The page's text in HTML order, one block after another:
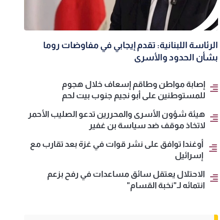
الرئاسة اللبنانية: تقدم إيجابي في مفاوضات روما
بشأن الحدود والأسرى
إصابة مواطن وطاقم إسعاف خلال هجوم
للمستوطنين على أبو نجيم جنوب بيت لحم
هيئة شؤون الأسرى والمحررين تدعو الصليب الأحمر
لاتخاذ موقف ضد سياسة بن غفير
أوغندا توافق على نشر قوات في غزة بعد تقارب مع
إسرائيل
الاحتلال يعتقل سائق مساعدات في رفح بزعم
انتمائه لـ"نخبة القسام"